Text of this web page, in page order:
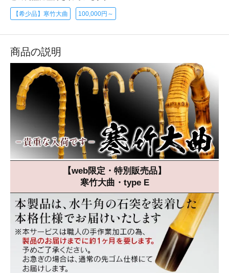
【希少品】寒竹大曲 100,000円～
商品の説明
【web限定・特別販売品】
寒竹大曲・type E